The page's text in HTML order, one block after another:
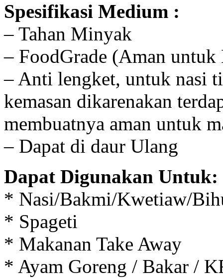
Spesifikasi Medium :
– Tahan Minyak
– FoodGrade (Aman
– Anti lengket, untuk nasi
kemasan dikarenakan
membuatnya aman untuk
– Dapat di daur Ulang
Dapat Digunakan Untuk:
* Nasi/Bakmi/Kwetiaw/
* Spageti
* Makanan Take Away
* Ayam Goreng / Bakar /